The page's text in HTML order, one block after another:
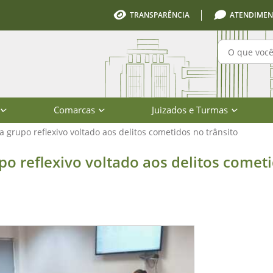
TRANSPARÊNCIA
Comarcas Juizados e Turmas
grupo reflexivo voltado aos delitos cometidos no trânsito
voltado aos delitos cometidos
reflexivo voltado aos delitos